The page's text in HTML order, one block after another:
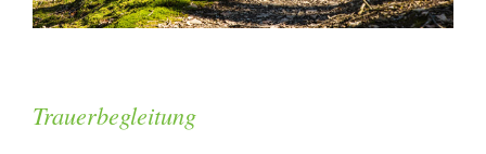
Trauerbegleitung